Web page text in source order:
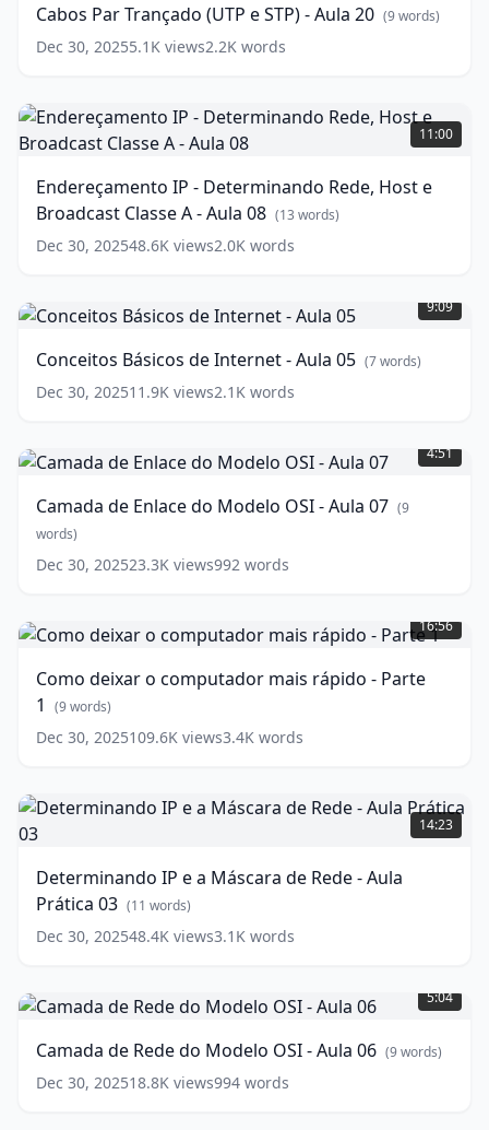
e
STP)
20
9
Cabos Par Trançado (UTP e STP) - Aula 20 (9words)
Dec 30, 20255.1K views2.2K words
Endereçamento
IP
-
Rede,
Host
e
Broadcast
A
-
08 ( 13
words)
11:00
Endereçamento IP - Determinando Rede, Host e
Broadcast Classe A - Aula 08 (13 words)
Dec 30, 202548.6K views2.0K words
Básicos
de
Aula
9:09
Conceitos Básicos de Internet - Aula 05 (7words)
Dec 30, 202511.9K views2.1K words
de
Enlace
Modelo
OSI
Aula
words)
4:51
Camada de Enlace do Modelo OSI - Aula 07 (9
words)
Dec 30, 202523.3K views992 words
deixar
o
mais
rápido
Parte
words)
16:56
Como deixar o computador mais rápido - Parte
1
(9words)
Dec 30, 2025109.6K views3.4K words
Determinando
IP
e
Máscara
de
Rede
Prática
03 (11
14:23
Determinando IP e a Máscara de Rede - Aula
Prática 03 (11 words)
Dec 30, 202548.4K views3.1K words
de
Rede
Modelo
OSI
5:04
Camada de Rede do Modelo OSI - Aula 06 (9words)
Dec 30, 202518.8K views994 words